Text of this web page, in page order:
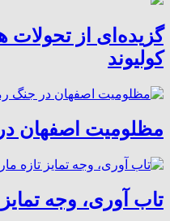
گزیده‌ای از تحولات
کولیوند
مظلومیت اصفهان
تاب آوری، وجه